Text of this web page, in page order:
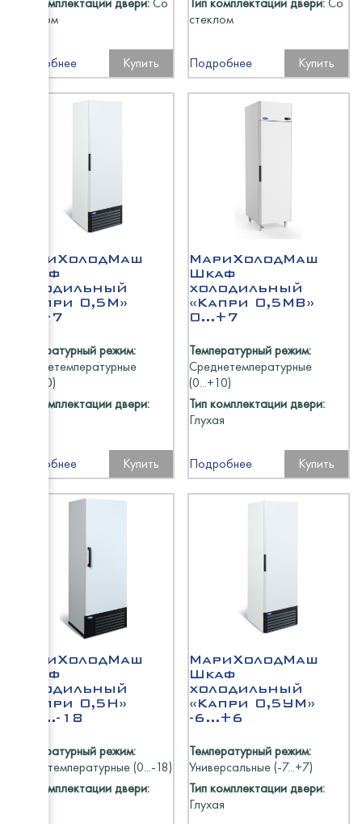
Cryspi
Восход
Polair
стеклом
Подробнее Купить
стеклом
Подробнее Купить
МариХолодМаш
Шкаф
холодильный
«Капри 0,5М»
0...+7
Температурный режим:
Среднетемпературные
(0...+10)
Тип комплектации двери:
Подробнее Купить
МариХолодМаш
Шкаф
холодильный
«Капри 0,5МВ»
0...+7
Температурный режим:
Среднетемпературные
(0...+10)
Тип комплектации двери:
Глухая
Подробнее Купить
МариХолодМаш
Шкаф
холодильный
«Капри 0,5Н»
-12...-18
Температурный режим:
Низкотемпературные (0...-18)
Тип комплектации двери:
МариХолодМаш
Шкаф
холодильный
«Капри 0,5УМ»
-6...+6
Температурный режим:
Универсальные (-7...+7)
Тип комплектации двери:
Глухая